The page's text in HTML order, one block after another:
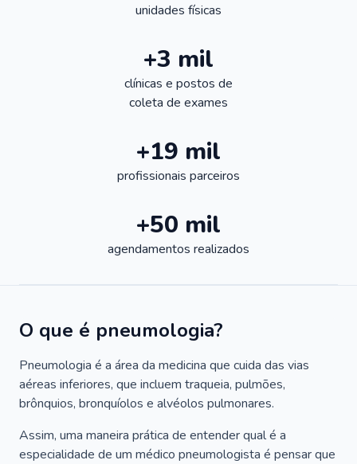
unidades físicas
+3 mil
clínicas e postos de
coleta de exames
+19 mil
profissionais parceiros
+50 mil
agendamentos realizados
O que é pneumologia?
Pneumologia é a área da medicina que cuida das vias
aéreas inferiores, que incluem traqueia, pulmões,
brônquios, bronquíolos e alvéolos pulmonares.
Assim, uma maneira prática de entender qual é a
especialidade de um médico pneumologista é pensar que